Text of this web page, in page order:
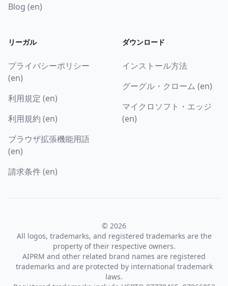
Blog (en)
リーガル
プライバシーポリシー
(en)
利用規定 (en)
利用規約 (en)
ブラウザ拡張機能用語
(en)
請求条件 (en)
ダウンロード
インストール方法
グーグル・クローム (en)
マイクロソフト・エッジ
(en)
© 2026
All logos, trademarks, and registered trademarks are the
property of their respective owners.
AIPRM and other related brand names are registered
trademarks and are protected by international trademark
laws.